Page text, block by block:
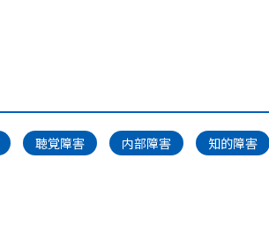
聴覚障害 内部障害 知的障害